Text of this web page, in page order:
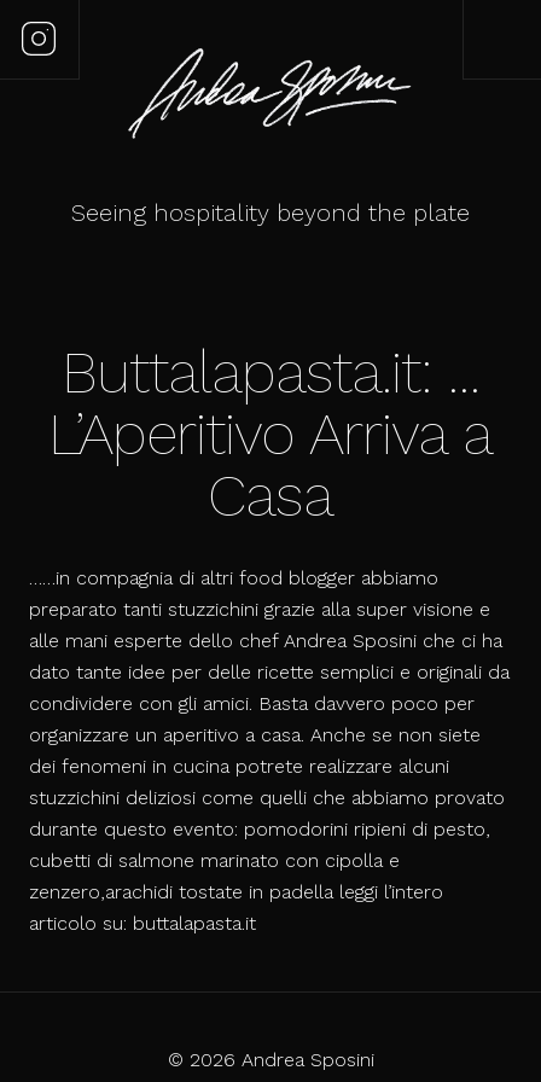
Seeing hospitality beyond the plate
Buttalapasta.it: …
L’Aperitivo Arriva a
Casa
……in compagnia di altri food blogger abbiamo
preparato tanti stuzzichini grazie alla super visione e
alle mani esperte dello chef Andrea Sposini che ci ha
dato tante idee per delle ricette semplici e originali da
condividere con gli amici. Basta davvero poco per
organizzare un aperitivo a casa. Anche se non siete
dei fenomeni in cucina potrete realizzare alcuni
stuzzichini deliziosi come quelli che abbiamo provato
durante questo evento: pomodorini ripieni di pesto,
cubetti di salmone marinato con cipolla e
zenzero,arachidi tostate in padellaleggi l’intero
articolo su: buttalapasta.it
© 2026 Andrea Sposini